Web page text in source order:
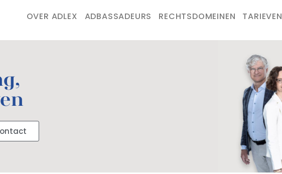
OVER ADLEX ADBASSADEURS RECHTSDOMEINEN TARIEVEN